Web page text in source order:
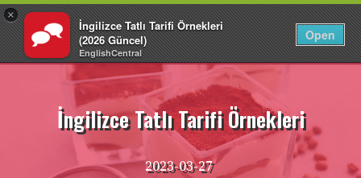
×
İngilizce Tatlı Tarifi Örnekleri
(2026 Güncel)
EnglishCentral
Open
Giriş Yap TR
İçeriğe
İngilizce Tatlı Tarifi Örnekleri
2023-03-27